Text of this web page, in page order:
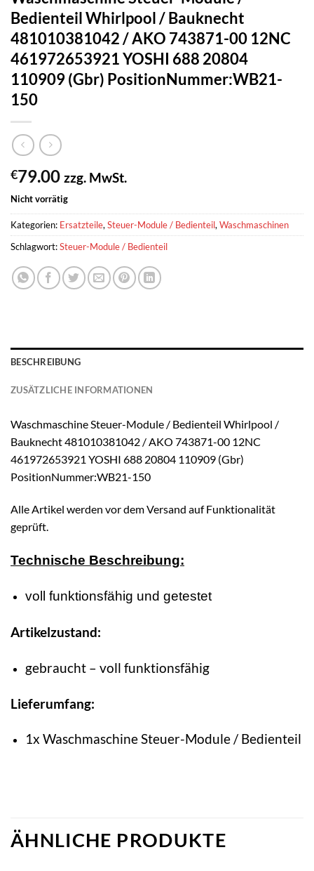
Bedienteil Whirlpool / Bauknecht
481010381042 / AKO 743871-00 12NC
461972653921 YOSHI 688 20804
110909 (Gbr) PositionNummer:WB21-
150
€79.00 zzg. MwSt.
Nicht vorrätig
Kategorien: Ersatzteile, Steuer-Module / Bedienteil, Waschmaschinen
Schlagwort:Steuer-Module / Bedienteil
BESCHREIBUNG
ZUSÄTZLICHE INFORMATIONEN
Waschmaschine Steuer-Module / Bedienteil Whirlpool /
Bauknecht 481010381042 / AKO 743871-00 12NC
461972653921 YOSHI 688 20804 110909 (Gbr)
PositionNummer:WB21-150
Alle Artikel werden vor dem Versand auf Funktionalität
geprüft.
Technische Beschreibung:
voll funktionsfähig und getestet
Artikelzustand:
gebraucht – voll funktionsfähig
Lieferumfang:
1x Waschmaschine Steuer-Module / Bedienteil
ÄHNLICHE PRODUKTE